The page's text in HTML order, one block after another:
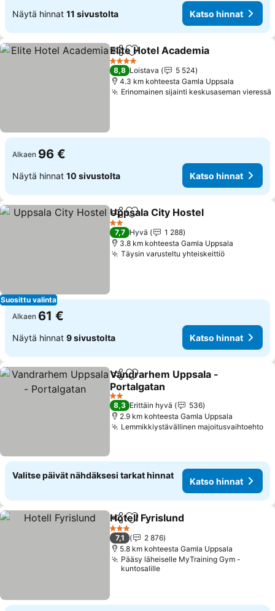
Näytä hinnat 11 sivustolta Katso hinnat
Jaa Lisää suosikkeihin
Elite Hotel Academia
4 Tähtiluokitus
8,8 Loistava
5 524
4.3 km kohteesta Gamla Uppsala
Erinomainen sijainti keskusaseman vieressä
Alkaen 96 €
Näytä hinnat 10 sivustolta Katso hinnat
Suosittu valinta
Jaa Lisää suosikkeihin
Uppsala City Hostel
2 Tähtiluokitus
7,7 Hyvä
1 288
3.8 km kohteesta Gamla Uppsala
Täysin varusteltu yhteiskeittiö
Alkaen 61 €
Näytä hinnat 9 sivustolta Katso hinnat
Jaa Lisää suosikkeihin
Vandrarhem Uppsala -
Portalgatan
2 Tähtiluokitus
8,3 Erittäin hyvä
536
2.9 km kohteesta Gamla Uppsala
Lemmikkiystävällinen majoitusvaihtoehto
Valitse päivät nähdäksesi tarkat hinnat
Katso hinnat
Jaa Lisää suosikkeihin
Hotell Fyrislund
3 Tähtiluokitus
7,1
2 876
5.8 km kohteesta Gamla Uppsala
Pääsy läheiselle MyTraining Gym -
kuntosalille